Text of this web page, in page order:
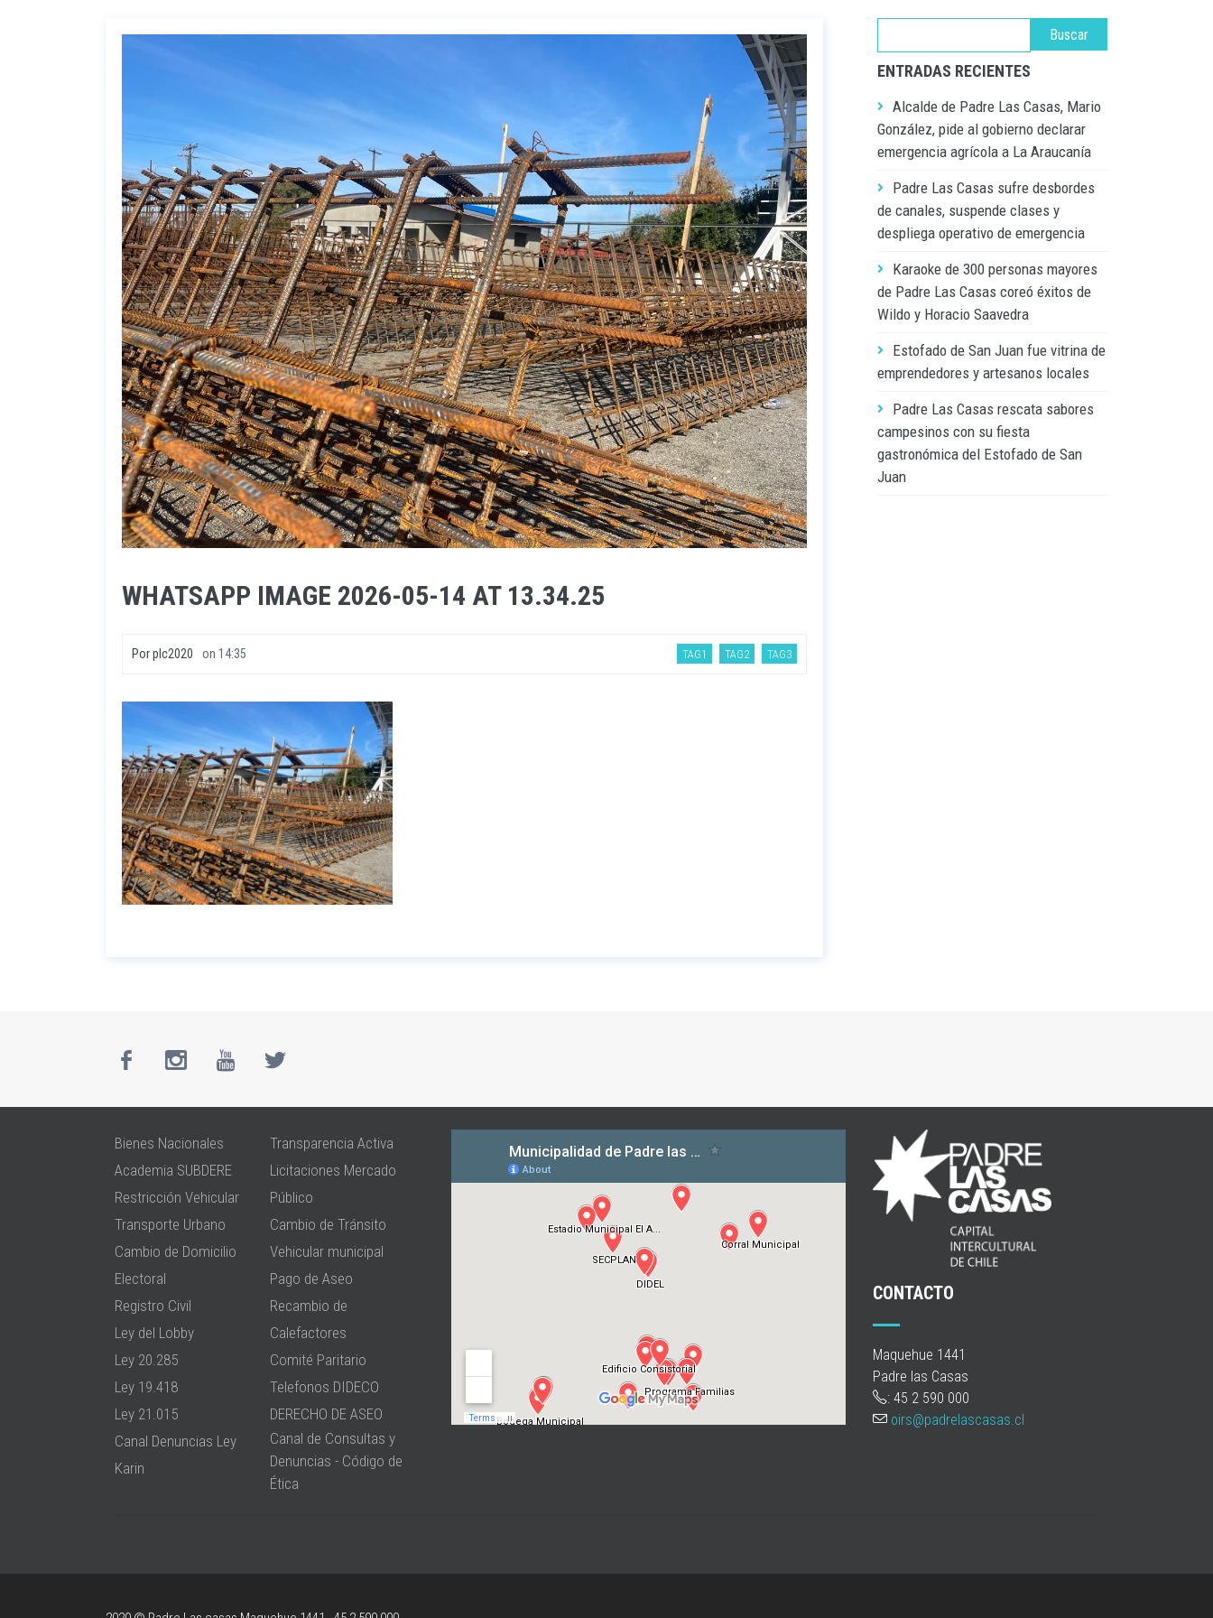
WHATSAPP IMAGE 2026-05-14 AT 13.34.25
Porplc2020 on 14:35 TAG1 TAG2 TAG3
ENTRADAS RECIENTES
Alcalde de Padre Las Casas, Mario
González, pide al gobierno declarar
emergencia agrícola a La Araucanía
Padre Las Casas sufre desbordes
de canales, suspende clases y
despliega operativo de emergencia
Karaoke de 300 personas mayores
de Padre Las Casas coreó éxitos de
Wildo y Horacio Saavedra
Estofado de San Juan fue vitrina de
emprendedores y artesanos locales
Padre Las Casas rescata sabores
campesinos con su fiesta
gastronómica del Estofado de San
Juan
Bienes Nacionales
Academia SUBDERE
Restricción Vehicular
Transporte Urbano
Cambio de Domicilio
Electoral
Registro Civil
Ley del Lobby
Ley 20.285
Ley 19.418
Ley 21.015
Canal Denuncias Ley
Karin
Transparencia Activa
Licitaciones Mercado
Público
Cambio de Tránsito
Vehicular municipal
Pago de Aseo
Recambio de
Calefactores
Comité Paritario
Telefonos DIDECO
DERECHO DE ASEO
Canal de Consultas y
Denuncias - Código de
Ética
CONTACTO
Maquehue 1441
Padre las Casas
: 45 2 590 000
oirs@padrelascasas.cl